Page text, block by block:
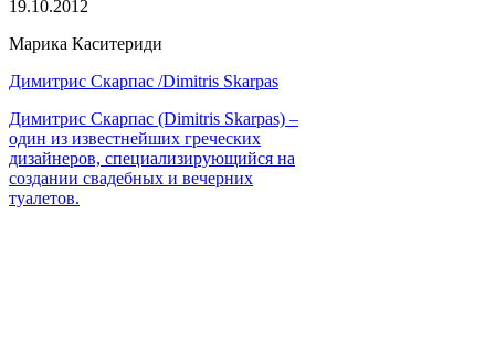
19.10.2012
Марика Каситериди
Димитрис Скарпас /Dimitris Skarpas
Димитрис Скарпас (Dimitris Skarpas) –
один из известнейших греческих
дизайнеров, специализирующийся на
создании свадебных и вечерних
туалетов.